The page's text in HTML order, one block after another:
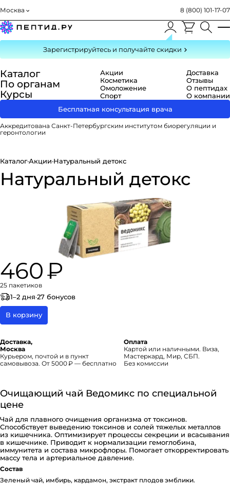
Москва 8 (800) 101-17-07
Зарегистрируйтесь и получайте скидки
Каталог
По органам
Курсы
Акции
Косметика
Омоложение
Спорт
Доставка
Отзывы
О пептидах
О компании
Бесплатная консультация врача
Аккредитована Санкт-Петербургским институтом биорегуляции и
геронтологии
Каталог·Акции·Натуральный детокс
Натуральный детокс
460 ₽
25 пакетиков
1–2 дня·27 бонусов
В корзину
Доставка,
Москва
Курьером, почтой и в пункт
самовывоза. От 5000 ₽ — бесплатно
Оплата
Картой или наличными. Виза,
Мастеркард, Мир, СБП.
Без комиссии
Очищающий чай Ведомикс по специальной
цене
Чай для плавного очищения организма от токсинов.
Способствует выведению токсинов и солей тяжелых металлов
из кишечника. Оптимизирует процессы секреции и всасывания
в кишечнике. Приводит к нормализации гемоглобина,
иммунитета и состава микрофлоры. Помогает откорректировать
массу тела и артериальное давление.
Состав
Зеленый чай, имбирь, кардамон, экстракт плодов эмблики.